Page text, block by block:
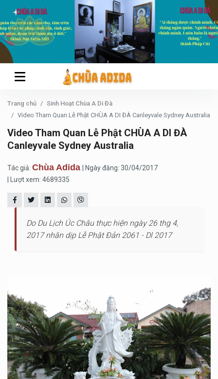
Trang chủ
Sinh Hoạt Chùa A Di Đà
Video Tham Quan Lễ Phật CHÙA A DI ĐÀ Canleyvale Sydney Australia
Video Tham Quan Lễ Phật CHÙA A DI ĐÀ
Canleyvale Sydney Australia
Tác giả: Chùa Adida
| Ngày đăng: 30/04/2017
| Lượt xem: 4689335
Do Du Lịch Úc Châu thực hiện ngày 26 thg 4,
2017 nhân dịp Lễ Phật Đản 2061 - Dl 2017